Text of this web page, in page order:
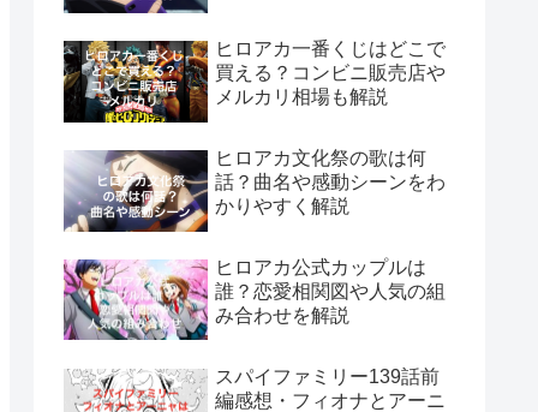
ヒロアカ一番くじはどこで
買える？コンビニ販売店や
メルカリ相場も解説
ヒロアカ文化祭の歌は何
話？曲名や感動シーンをわ
かりやすく解説
ヒロアカ公式カップルは
誰？恋愛相関図や人気の組
み合わせを解説
スパイファミリー139話前
編感想・フィオナとアーニ